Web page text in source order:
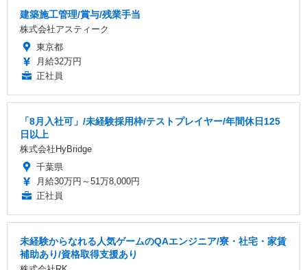
建築施工管理/賞与/残業手当
株式会社アスティーク
東京都
月給32万円
正社員
「8月入社可」/未経験採用枠/テストプレイヤー/年間休日125
日以上
株式会社HyBridge
千葉県
月給30万円～51万8,000円
正社員
未経験からなれる人気ゲームのQAエンジニア/寮・社宅・家賃
補助あり/資格取得支援あり